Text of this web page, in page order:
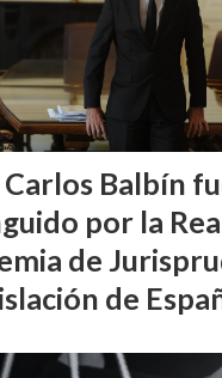
Carlos Balbín
por la
de
de